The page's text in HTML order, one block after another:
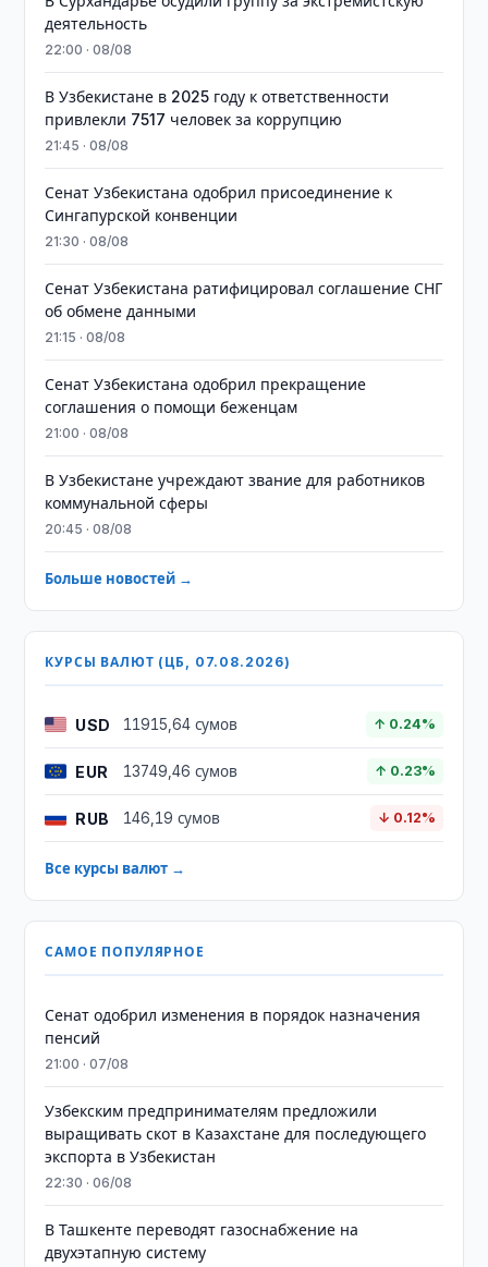
деятельность
22:00 · 08/08
В Узбекистане в 2025 году к ответственности
привлекли 7517 человек за коррупцию
21:45 · 08/08
Сенат Узбекистана одобрил присоединение к
Сингапурской конвенции
21:30 · 08/08
Сенат Узбекистана ратифицировал соглашение СНГ
об обмене данными
21:15 · 08/08
Сенат Узбекистана одобрил прекращение
соглашения о помощи беженцам
21:00 · 08/08
В Узбекистане учреждают звание для работников
коммунальной сферы
20:45 · 08/08
Больше новостей →
КУРСЫ ВАЛЮТ (ЦБ, 07.08.2026)
USD 11915,64 сумов ↑ 0.24%
EUR 13749,46 сумов ↑ 0.23%
RUB 146,19 сумов ↓ 0.12%
Все курсы валют →
САМОЕ ПОПУЛЯРНОЕ
Сенат одобрил изменения в порядок назначения
пенсий
21:00 · 07/08
Узбекским предпринимателям предложили
выращивать скот в Казахстане для последующего
экспорта в Узбекистан
22:30 · 06/08
В Ташкенте переводят газоснабжение на
двухэтапную систему